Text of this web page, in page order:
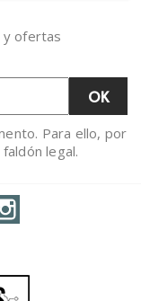
y ofertas
Para ello, por
legal.